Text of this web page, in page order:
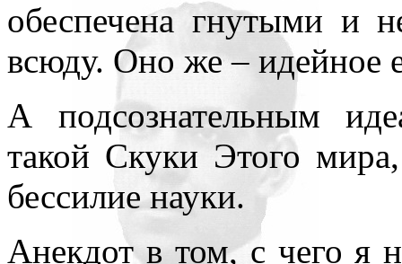
обеспечена гнутыми и
всюду. Оно же – идейное
А подсознательным
такой Скуки Этого
бессилие науки.
Анекдот в том, с чего я